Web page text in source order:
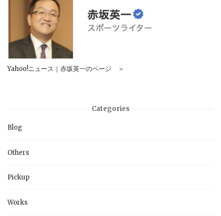
Yahoo!ニュース｜赤坂英一のページ ＞
Categories
Blog
Others
Pickup
Works